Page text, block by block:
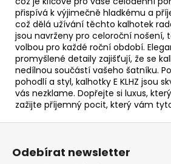
přispívá k výjimečně hladkému a
což dělá užívání těchto kalhotek
jsou navrženy pro celoroční nošení,
volbou pro každé roční období.
promyšlené detaily zajišťují, že se
nedílnou součástí vašeho šatníku.
pohodlí a styl, kalhotky E KLHZ jsou
vás nezklame. Dopřejte si luxus,
zažijte příjemný pocit, který vám
Z
Odebírat newsletter